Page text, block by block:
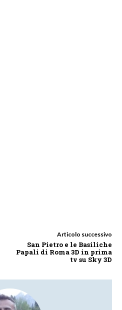
Articolo successivo
San Pietro e le Basiliche
Papali di Roma 3D in prima
tv su Sky 3D